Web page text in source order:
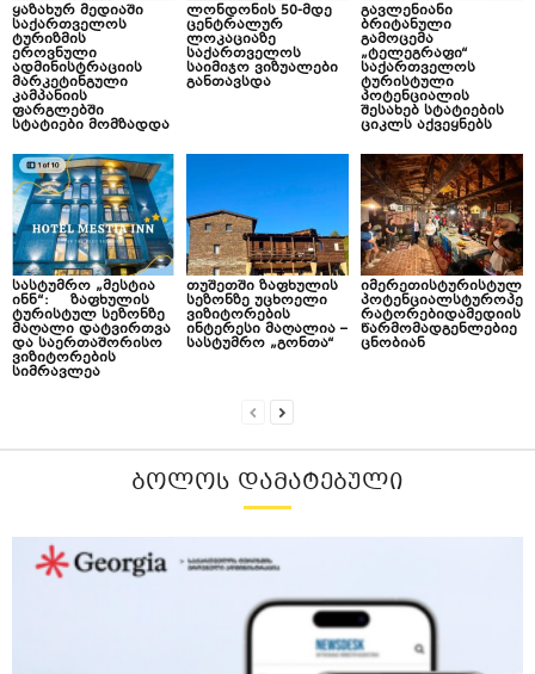
ყაზახურ მედიაში
საქართველოს
ტურიზმის
ეროვნული
ადმინისტრაციის
მარკეტინგული
კამპანიის
ფარგლებში
სტატიები მომზადდა
ლონდონის 50-მდე
ცენტრალურ
ლოკაციაზე
საქართველოს
საიმიჯო ვიზუალები
განთავსდა
გავლენიანი
ბრიტანული
გამოცემა
„ტელეგრაფი“
საქართველოს
ტურისტული
პოტენციალის
შესახებ სტატიების
ციკლს აქვეყნებს
სასტუმრო „მესტია
ინნ“: ზაფხულის
ტურისტულ სეზონზე
მაღალი დატვირთვა
და საერთაშორისო
ვიზიტორების
სიმრავლეა
თუშეთში ზაფხულის
სეზონზე უცხოელი
ვიზიტორების
ინტერესი მაღალია –
სასტუმრო „გონთა“
იმერეთისტურისტულ
პოტენციალსტუროპე
რატორებიდამედიის
წარმომადგენლებიე
ცნობიან
ᲑᲝᲚᲝᲡ ᲓᲐᲛᲐᲢᲔᲑᲣᲚᲘ